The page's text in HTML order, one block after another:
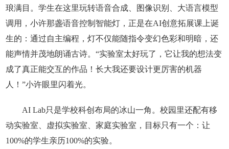
琅满目。学生在这里玩转语音合成、图像识别、大语言模型
调用，小许那盏语音控制智能灯，正是在AI创意拓展课上诞
生的：通过自主编程，灯不仅能随指令变幻色彩和明暗，还
能声情并茂地朗诵古诗。“实验室太好玩了，它让我的想法变
成了真正能交互的作品！长大我还要设计更厉害的机器
人！”小许眼里闪着光。
AI Lab只是学校科创布局的冰山一角。校园里还配有移
动实验室、虚拟实验室、家庭实验室，目标只有一个：让
100%的学生亲历100%的实验。